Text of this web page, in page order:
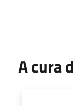
A cura